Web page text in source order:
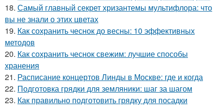
18. Самый главный секрет хризантемы мультифлора: что
вы не знали о этих цветах
19. Как сохранить чеснок до весны: 10 эффективных
методов
20. Как сохранить чеснок свежим: лучшие способы
хранения
21. Расписание концертов Линды в Москве: где и когда
22. Подготовка грядки для земляники: шаг за шагом
23. Как правильно подготовить грядку для посадки